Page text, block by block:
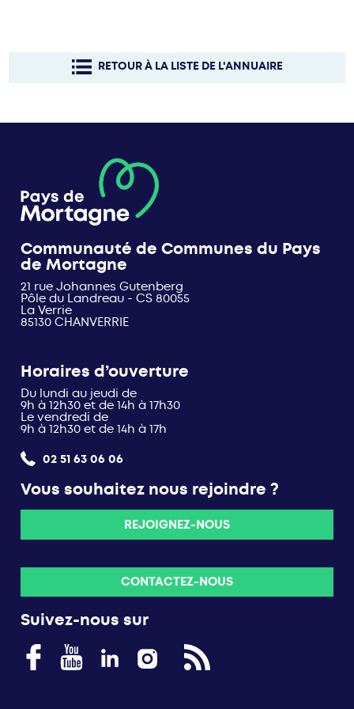
RETOUR À LA LISTE DE L'ANNUAIRE
Communauté de Communes du Pays
de Mortagne
21 rue Johannes Gutenberg
Pôle du Landreau - CS 80055
La Verrie
85130 CHANVERRIE
Horaires d’ouverture
Du lundi au jeudi de
9h à 12h30 et de 14h à 17h30
Le vendredi de
9h à 12h30 et de 14h à 17h
02 51 63 06 06
Vous souhaitez nous rejoindre ?
REJOIGNEZ-NOUS
CONTACTEZ-NOUS
Suivez-nous sur